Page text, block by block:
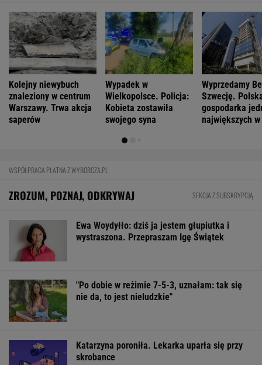
Kolejny niewybuch
znaleziony w centrum
Warszawy. Trwa akcja
saperów
Wypadek w
Wielkopolsce. Policja:
Kobieta zostawiła
swojego syna
Wyprzedamy
Szwecję.
gospodarka
największych w
WSPÓŁPRACA PŁATNA Z WYBORCZA.PL
ZROZUM, POZNAJ, ODKRYWAJ SEKCJA Z SUBSKRYPCJĄ
Ewa Woydyłło: dziś ja jestem głupiutka i
wystraszona. Przepraszam Igę Świątek
"Po dobie w reżimie 7-5-3, uznałam: tak się
nie da, to jest nieludzkie"
Katarzyna poroniła. Lekarka uparła się przy
skrobance